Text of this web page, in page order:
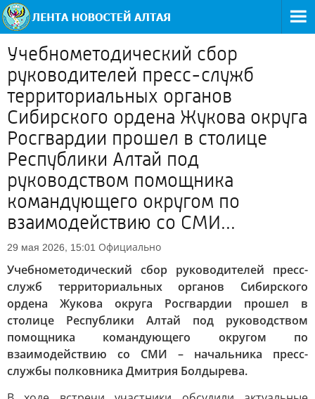
Учебнометодический сбор
руководителей пресс-служб
территориальных органов
Сибирского ордена Жукова округа
Росгвардии прошел в столице
Республики Алтай под
руководством помощника
командующего округом по
взаимодействию со СМИ...
29 мая 2026, 15:01 Официально
Учебнометодический сбор руководителей пресс-
служб территориальных органов Сибирского
ордена Жукова округа Росгвардии прошел в
столице Республики Алтай под руководством
помощника командующего округом по
взаимодействию со СМИ – начальника пресс-
службы полковника Дмитрия Болдырева.